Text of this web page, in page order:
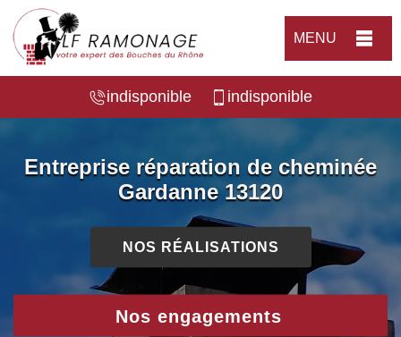
MENU
indisponible indisponible
Entreprise réparation de cheminée
Gardanne 13120
NOS RÉALISATIONS
Nos engagements